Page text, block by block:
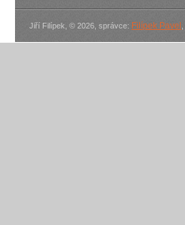
Jiří Filípek, © 2026, správce: Filípek Pavel